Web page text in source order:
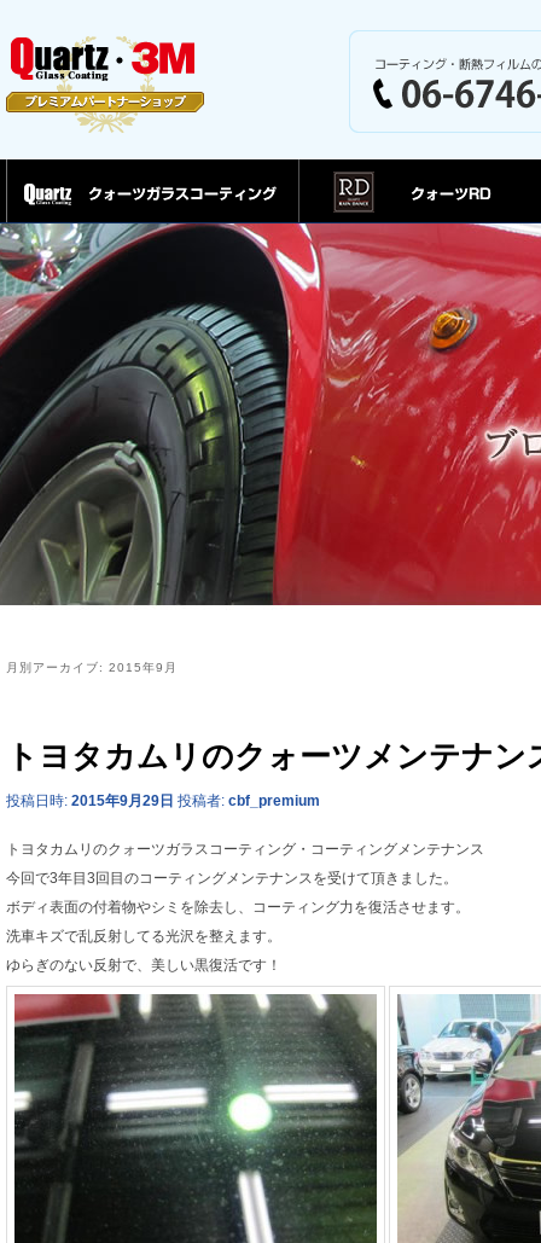
クォーツガラスコーティング
月別アーカイブ: 2015年9月
トヨタカムリのクォーツメンテナン
投稿日時: 2015年9月29日 投稿者: cbf_premium
トヨタカムリのクォーツガラスコーティング・コーティングメンテナンス
今回で3年目3回目のコーティングメンテナンスを受けて頂きました。
ボディ表面の付着物やシミを除去し、コーティング力を復活させます。
洗車キズで乱反射してる光沢を整えます。
ゆらぎのない反射で、美しい黒復活です！